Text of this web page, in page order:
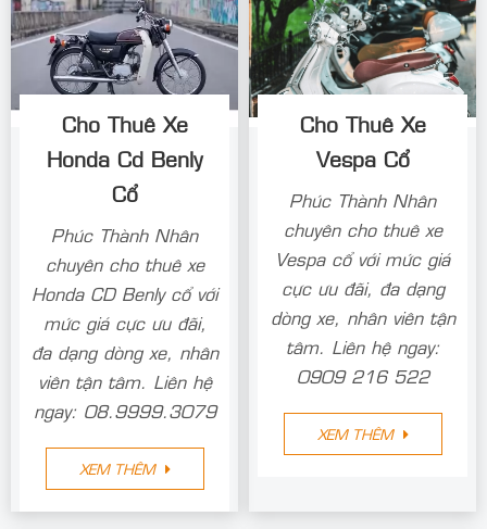
Cho Thuê Xe
Honda Cd Benly
Cổ
Phúc Thành Nhân
chuyên cho thuê xe
Honda CD Benly cổ với
mức giá cực ưu đãi,
đa dạng dòng xe, nhân
viên tận tâm. Liên hệ
ngay: 08.9999.3079
XEM THÊM
Cho Thuê Xe
Vespa Cổ
Phúc Thành Nhân
chuyên cho thuê xe
Vespa cổ với mức giá
cực ưu đãi, đa dạng
dòng xe, nhân viên tận
tâm. Liên hệ ngay:
0909 216 522
XEM THÊM